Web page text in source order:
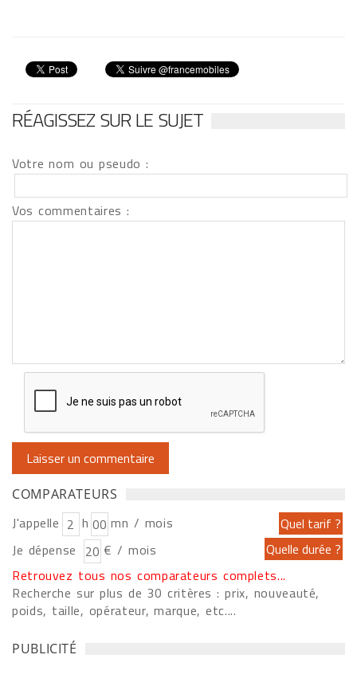
RÉAGISSEZ SUR LE SUJET
Votre nom ou pseudo :
Vos commentaires :
COMPARATEURS
J'appelle h
mn / mois
Je dépense
€ / mois
Retrouvez tous nos comparateurs complets...
Recherche sur plus de 30 critères : prix, nouveauté,
poids, taille, opérateur, marque, etc....
PUBLICITÉ